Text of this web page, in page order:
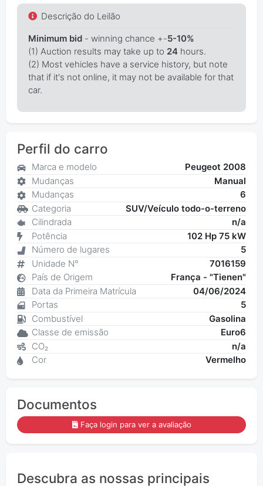
Descrição do Leilão
Minimum bid- winning chance +-5-10%
(1) Auction results may take up to 24hours.
(2) Most vehicles have a service history, but note
that if it's not online, it may not be available for that
car.
Perfil do carro
Marca e modelo
Peugeot 2008
Mudanças
Manual
Mudanças
6
Categoria
SUV/Veículo todo-o-terreno
Cilindrada
n/a
Potência
102 Hp 75 kW
Número de lugares
5
Unidade N°
7016159
País de Origem
França - "Tienen"
Data da Primeira Matrícula
04/06/2024
Portas
5
Combustível
Gasolina
Classe de emissão
Euro6
CO₂
n/a
Cor
Vermelho
Documentos
Faça login para ver a avaliação
Descubra as nossas principais